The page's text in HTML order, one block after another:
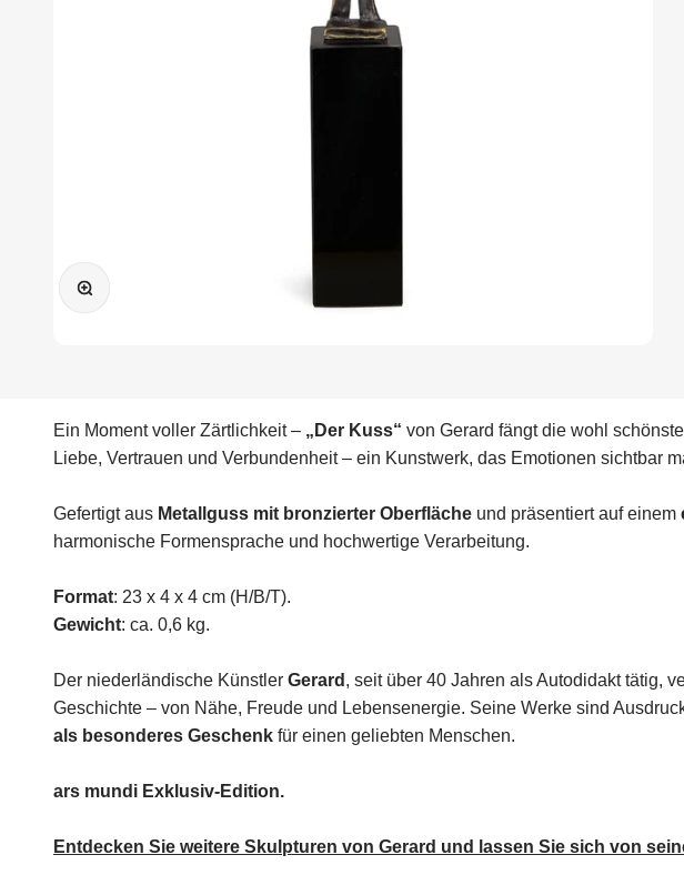
Bild vergrößern
Ein Moment voller Zärtlichkeit – „Der Kuss“ von Gerard fängt die wohl
Liebe, Vertrauen und Verbundenheit – ein Kunstwerk, das Emotionen sichtbar
Gefertigt aus Metallguss mit bronzierter Oberfläche und präsentiert auf einem
harmonische Formensprache und hochwertige Verarbeitung.
Format: 23 x 4 x 4 cm (H/B/T).
Gewicht: ca. 0,6 kg.
Der niederländische Künstler Gerard , seit über 40 Jahren als Autodidakt tätig,
Geschichte – von Nähe, Freude und Lebensenergie. Seine Werke sind
als besonderes Geschenk für einen geliebten Menschen.
ars mundi Exklusiv-Edition.
Entdecken Sie weitere Skulpturen von Gerard und lassen Sie sich von